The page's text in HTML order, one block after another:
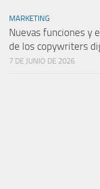
MARKETING
Nuevas funciones y
de los copywriters
7 DE JUNIO DE 2026